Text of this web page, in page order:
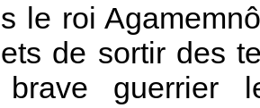
le roi
de sortir des
guerrier